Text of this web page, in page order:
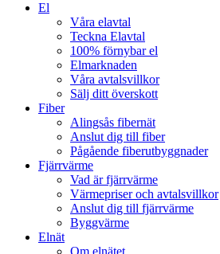
El
Våra elavtal
Teckna Elavtal
100% förnybar el
Elmarknaden
Våra avtalsvillkor
Sälj ditt överskott
Fiber
Alingsås fibernät
Anslut dig till fiber
Pågående fiberutbyggnader
Fjärrvärme
Vad är fjärrvärme
Värmepriser och avtalsvillkor
Anslut dig till fjärrvärme
Byggvärme
Elnät